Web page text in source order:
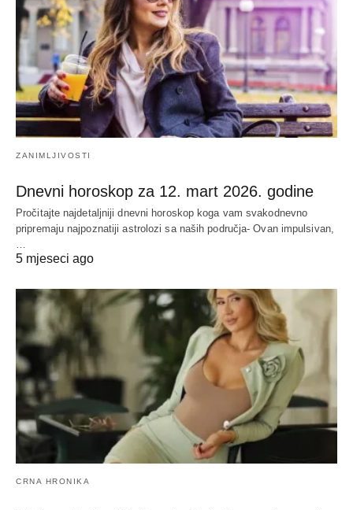
ZANIMLJIVOSTI
Dnevni horoskop za 12. mart 2026. godine
Pročitajte najdetaljniji dnevni horoskop koga vam svakodnevno
pripremaju najpoznatiji astrolozi sa naših područja- Ovan impulsivan,
…
5 mjeseci ago
CRNA HRONIKA